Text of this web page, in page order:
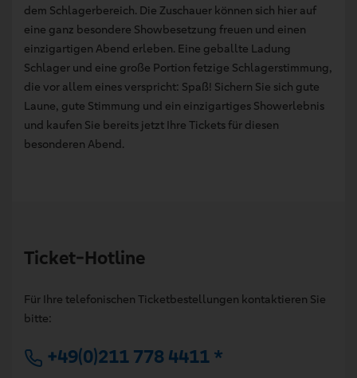
dem Schlagerbereich. Die Zuschauer können sich hier auf
eine ganz besondere Showbesetzung freuen und einen
einzigartigen Abend erleben. Eine geballte Ladung
Schlager und eine große Portion fetzige Schlagerstimmung,
die vor allem eines verspricht: Spaß! Sichern Sie sich gute
Laune, gute Stimmung und ein einzigartiges Showerlebnis
und kaufen Sie bereits jetzt Ihre Tickets für diesen
besonderen Abend.
Ticket-Hotline
Für Ihre telefonischen Ticketbestellungen kontaktieren Sie
bitte:
+49(0)211 778 4411 *